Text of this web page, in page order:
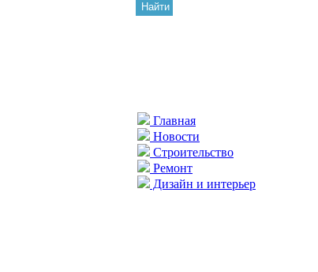
Найти
Главная
Новости
Строительство
Ремонт
Дизайн и интерьер